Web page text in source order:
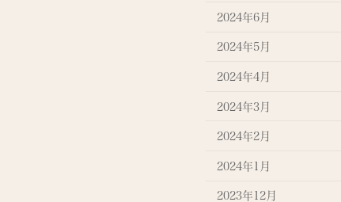
2024年6月
2024年5月
2024年4月
2024年3月
2024年2月
2024年1月
2023年12月